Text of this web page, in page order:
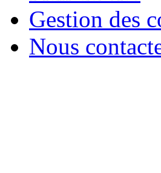
Gestion des
Nous